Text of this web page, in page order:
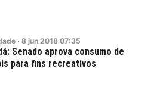
· 8 jun 2018 07:35
Senado aprova consumo de
para fins recreativos